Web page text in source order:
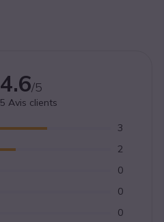
4.6/5
5 Avis clients
3
2
0
0
0